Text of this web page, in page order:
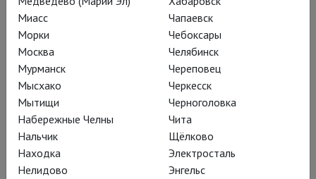
Ныне всё изменилось.
Всё измельчало и
Франсиско Гойе хорошо платят, он
живет с комфортом, но небогато и
едва ли не в безвестности. (...) В
Миасс
Морки
Москва
Мурманск
Мысхако
Мытищи
Набережные Челны
Нальчик
Находка
Нелидово
Чапаевск
Чебоксары
Челябинск
Череповец
Черкесск
Черноголовка
Чита
Щёлково
Электросталь
Энгельс